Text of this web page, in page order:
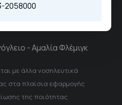
2058000
- Αμαλία Φλέμιγκ
με άλλα νοσηλευτικά
στα πλαίσια εφαρμογής
της ποιότητας